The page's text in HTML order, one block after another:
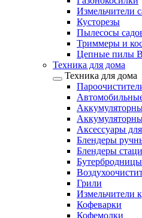
Измельчители
Кусторезы
Пылесосы
Триммеры и
Цепные пилы
Техника для дома
Техника для дома
Аксессуары
Блендеры
Блендеры
Бутербродницы
Грили
Измельчители
Кофеварки
Кофемолки